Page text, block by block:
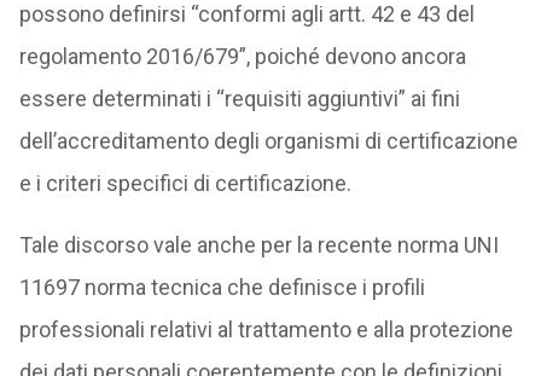
possono definirsi “conformi agli artt. 42 e 43 del
regolamento 2016/679”, poiché devono ancora
essere determinati i “requisiti aggiuntivi” ai fini
dell’accreditamento degli organismi di certificazione
e i criteri specifici di certificazione.
Tale discorso vale anche per la recente norma UNI
11697 norma tecnica che definisce i profili
professionali relativi al trattamento e alla protezione